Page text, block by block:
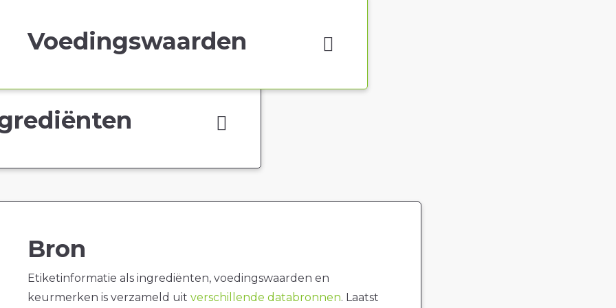
Voedingswaarden
Bron
Etiketinformatie als ingrediënten, voedingswaarden en
keurmerken is verzameld uit verschillende databronnen. Laatst